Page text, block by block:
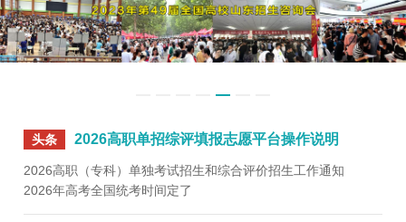
头条 2026高职单招综评填报志愿平台操作说明
2026高职（专科）单独考试招生和综合评价招生工作通知
2026年高考全国统考时间定了